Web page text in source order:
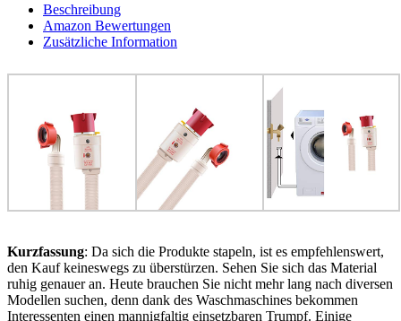
Beschreibung
Amazon Bewertungen
Zusätzliche Information
Kurzfassung: Da sich die Produkte stapeln, ist es empfehlenswert,
den Kauf keineswegs zu überstürzen. Sehen Sie sich das Material
ruhig genauer an. Heute brauchen Sie nicht mehr lang nach diversen
Modellen suchen, denn dank des Waschmaschines bekommen
Interessenten einen mannigfaltig einsetzbaren Trumpf. Einige